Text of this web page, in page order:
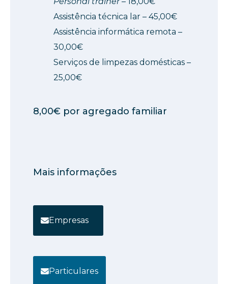
Assistência técnica lar – 45,00€
Assistência informática remota –
30,00€
Serviços de limpezas domésticas –
25,00€
8,00€ por agregado familiar
Mais informações
Empresas
Particulares